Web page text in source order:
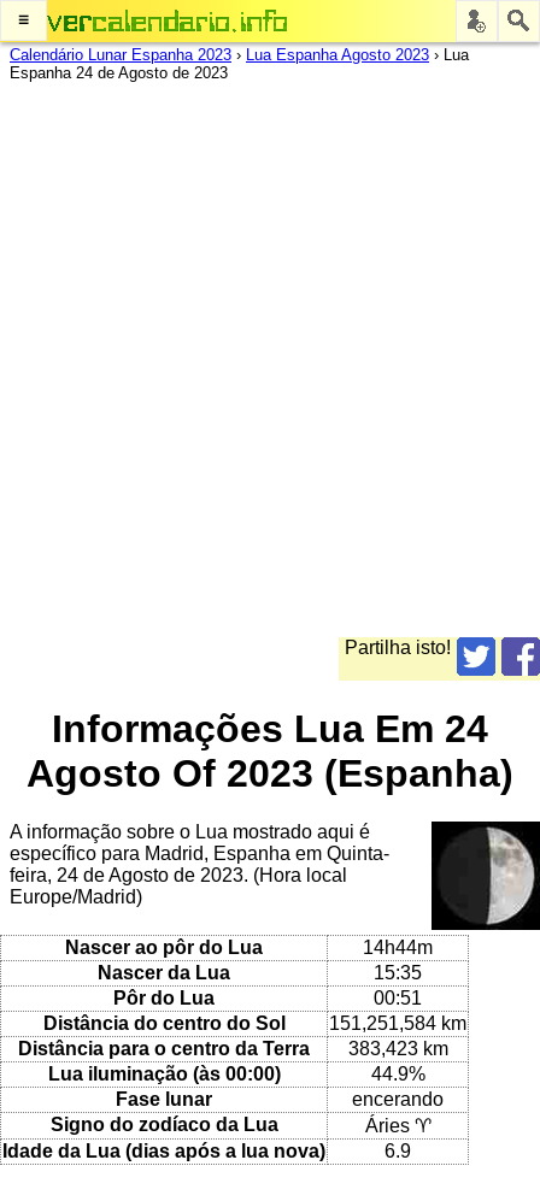
≡
Calendário Lunar Espanha 2023 › Lua Espanha Agosto 2023 › Lua
Espanha 24 de Agosto de 2023
Partilha isto!
Informações Lua Em 24
Agosto Of 2023 (Espanha)
A informação sobre o Lua mostrado aqui é
específico para Madrid, Espanha em Quinta-
feira, 24 de Agosto de 2023. (Hora local
Europe/Madrid)
Nascer ao pôr do Lua
14h44m
Nascer da Lua
15:35
Pôr do Lua
00:51
Distância do centro do Sol
151,251,584 km
Distância para o centro da Terra
383,423 km
Lua iluminação (às 00:00)
44.9%
Fase lunar
encerando
Signo do zodíaco da Lua
Áries ♈
Idade da Lua (dias após a lua nova)
6.9